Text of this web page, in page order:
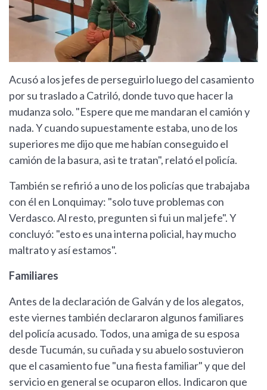
Acusó a los jefes de perseguirlo luego del casamiento
por su traslado a Catriló, donde tuvo que hacer la
mudanza solo. "Espere que me mandaran el camión y
nada. Y cuando supuestamente estaba, uno de los
superiores me dijo que me habían conseguido el
camión de la basura, asi te tratan", relató el policía.
También se refirió a uno de los policías que trabajaba
con él en Lonquimay: "solo tuve problemas con
Verdasco. Al resto, pregunten si fui un mal jefe". Y
concluyó: "esto es una interna policial, hay mucho
maltrato y así estamos".
Familiares
Antes de la declaración de Galván y de los alegatos,
este viernes también declararon algunos familiares
del policía acusado. Todos, una amiga de su esposa
desde Tucumán, su cuñada y su abuelo sostuvieron
que el casamiento fue "una fiesta familiar" y que del
servicio en general se ocuparon ellos. Indicaron que